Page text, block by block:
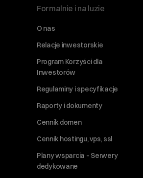
Formalnie i na luzie
O nas
Relacje inwestorskie
Program Korzyści dla
Inwestorów
Regulaminy i specyfikacje
Raporty i dokumenty
Cennik domen
Cennik hostingu, vps, ssl
Plany wsparcia – Serwery
dedykowane